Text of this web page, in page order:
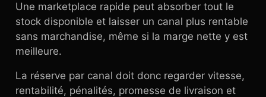
Une marketplace rapide peut absorber tout le
stock disponible et laisser un canal plus rentable
sans marchandise, même si la marge nette y est
meilleure.
La réserve par canal doit donc regarder vitesse,
rentabilité, pénalités, promesse de livraison et